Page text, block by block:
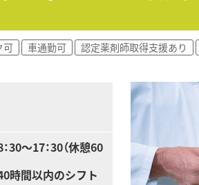
すく風通しのよい環境です。
可 車通勤可 認定薬剤師取得支援あり
～17：30（休憩60
時間以内のシフト